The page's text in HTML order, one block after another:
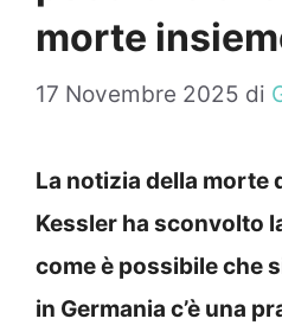
morte
17 Novembre 2025 di
La notizia della morte
Kessler ha sconvolto
come è possibile che
in Germania c’è una